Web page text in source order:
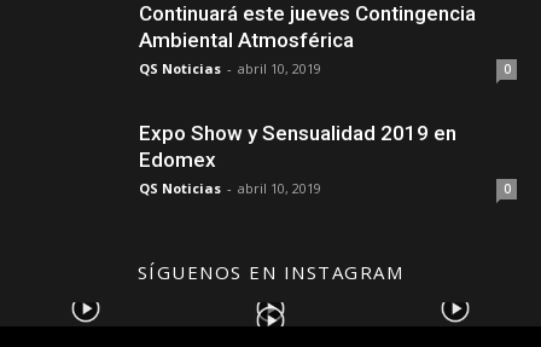
Continuará este jueves Contingencia
Ambiental Atmosférica
QS Noticias - abril 10, 2019 0
Expo Show y Sensualidad 2019 en
Edomex
QS Noticias - abril 10, 2019 0
SÍGUENOS EN INSTAGRAM